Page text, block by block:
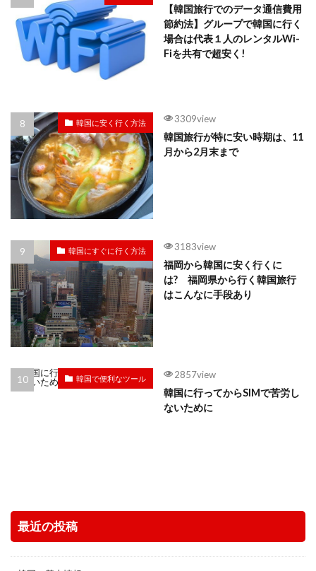
【韓国旅行でのデータ通信費用
節約法】グループで韓国に行く
場合は代表１人のレンタルWi-
Fiを共有で超安く!
韓国に安く行く方法 3309view
韓国旅行が特に安い時期は、11
月から2月末まで
韓国にすぐに行く方法 3183view
福岡から韓国に安く行くに
は? 福岡県から行く韓国旅行
はこんなに手段あり
韓国で便利なツール 2857view
韓国に行ってからSIMで苦労し
ないために
最近の投稿